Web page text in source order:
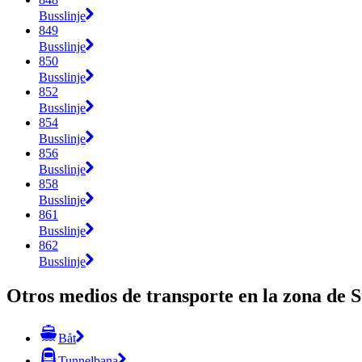
Busslinje
849
Busslinje
850
Busslinje
852
Busslinje
854
Busslinje
856
Busslinje
858
Busslinje
861
Busslinje
862
Busslinje
Otros medios de transporte en la zona de
Båt